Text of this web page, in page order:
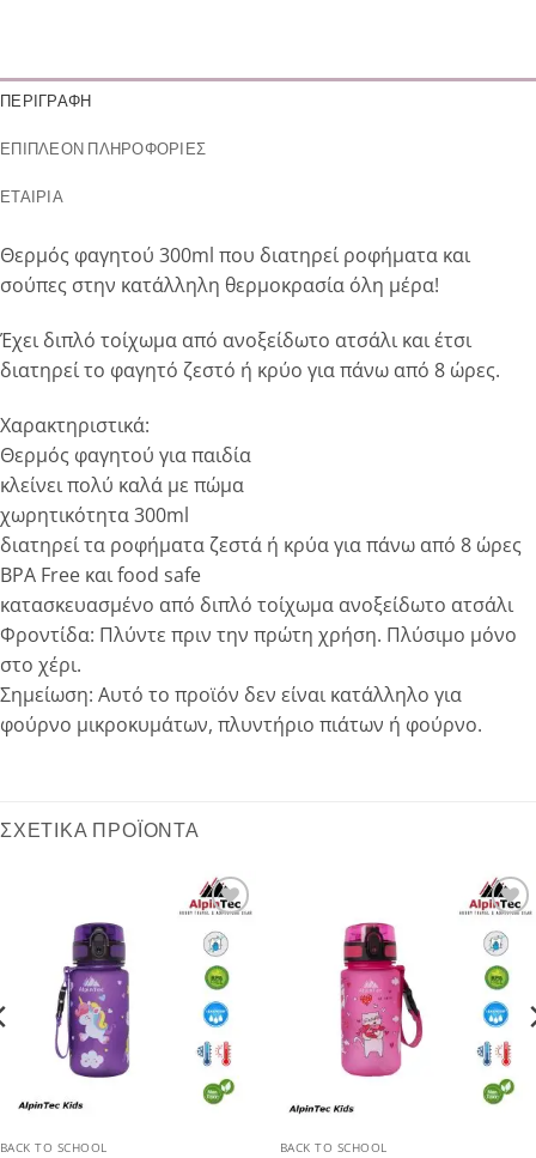
ΠΕΡΙΓΡΑΦΉ
ΕΠΙΠΛΈΟΝ ΠΛΗΡΟΦΟΡΊΕΣ
ΕΤΑΙΡΊΑ
Θερμός φαγητού 300ml που διατηρεί ροφήματα και
σούπες στην κατάλληλη θερμοκρασία όλη μέρα!
Έχει διπλό τοίχωμα από ανοξείδωτο ατσάλι και έτσι
διατηρεί το φαγητό ζεστό ή κρύο για πάνω από 8 ώρες.
Χαρακτηριστικά:
Θερμός φαγητού για παιδία
κλείνει πολύ καλά με πώμα
χωρητικότητα 300ml
διατηρεί τα ροφήματα ζεστά ή κρύα για πάνω από 8 ώρες
BPA Free και food safe
κατασκευασμένο από διπλό τοίχωμα ανοξείδωτο ατσάλι
Φροντίδα: Πλύντε πριν την πρώτη χρήση. Πλύσιμο μόνο
στο χέρι.
Σημείωση: Αυτό το προϊόν δεν είναι κατάλληλο για
φούρνο μικροκυμάτων, πλυντήριο πιάτων ή φούρνο.
ΣΧΕΤΙΚΆ ΠΡΟΪΌΝΤΑ
Add to
wishlist
BACK TO SCHOOL
Add to
wishlist
BACK TO SCHOOL